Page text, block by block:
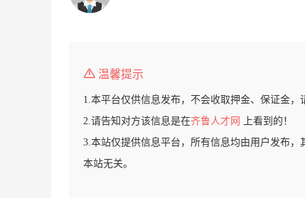
温馨提示
1.本平台仅供信息发布，不会收取押金、保证金，
2.请告知对方该信息是在齐鲁人才网
上看到的！
3.本站仅提供信息平台，所有信息均由用户发布
本站无关。